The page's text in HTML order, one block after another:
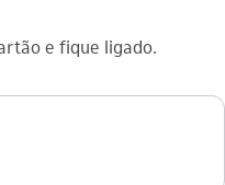
e fique ligado.